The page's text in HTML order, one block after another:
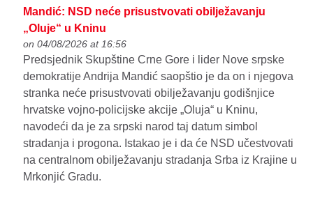
Mandić: NSD neće prisustvovati obilježavanju
„Oluje“ u Kninu
on 04/08/2026 at 16:56
Predsjednik Skupštine Crne Gore i lider Nove srpske
demokratije Andrija Mandić saopštio je da on i njegova
stranka neće prisustvovati obilježavanju godišnjice
hrvatske vojno-policijske akcije „Oluja“ u Kninu,
navodeći da je za srpski narod taj datum simbol
stradanja i progona. Istakao je i da će NSD učestvovati
na centralnom obilježavanju stradanja Srba iz Krajine u
Mrkonjić Gradu.